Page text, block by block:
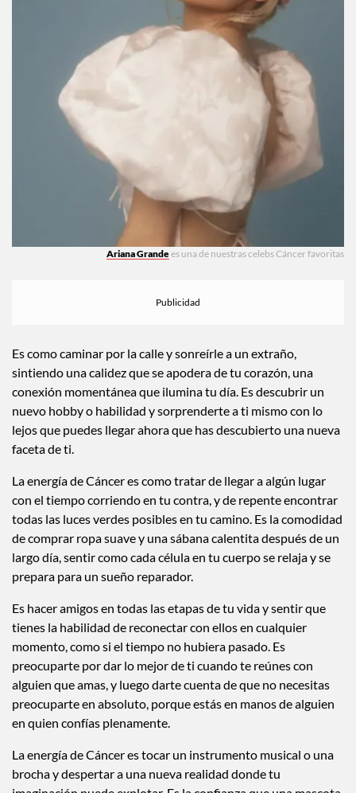
Es como caminar por la calle y sonreírle a un extraño,
sintiendo una calidez que se apodera de tu corazón, una
conexión momentánea que ilumina tu día. Es descubrir un
nuevo hobby o habilidad y sorprenderte a ti mismo con lo
lejos que puedes llegar ahora que has descubierto una nueva
La energía de Cáncer es como tratar de llegar a algún lugar
con el tiempo corriendo en tu contra, y de repente encontrar
todas las luces verdes posibles en tu camino. Es la comodidad
de comprar ropa suave y una sábana calentita después de un
largo día, sentir como cada célula en tu cuerpo se relaja y se
Es hacer amigos en todas las etapas de tu vida y sentir que
tienes la habilidad de reconectar con ellos en cualquier
momento, como si el tiempo no hubiera pasado. Es
preocuparte por dar lo mejor de ti cuando te reúnes con
alguien que amas, y luego darte cuenta de que no necesitas
preocuparte en absoluto, porque estás en manos de alguien
La energía de Cáncer es tocar un instrumento musical o una